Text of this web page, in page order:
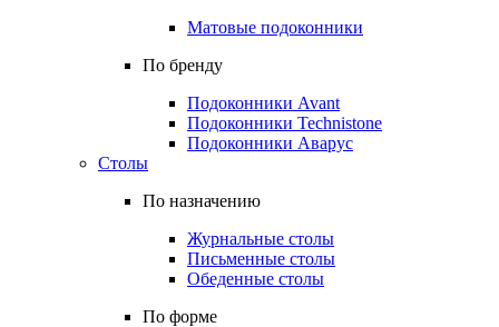
Матовые подоконники
По бренду
Подоконники Avant
Подоконники Technistone
Подоконники Аварус
Столы
По назначению
Журнальные столы
Письменные столы
Обеденные столы
По форме